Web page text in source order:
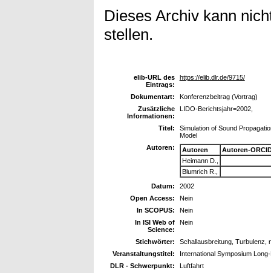
Dieses Archiv kann
stellen.
elib-URL des
Eintrags:
https://elib.dlr.de/9715/
Dokumentart:
Konferenzbeitrag (Vortrag)
Zusätzliche
Informationen:
LIDO-Berichtsjahr=2002,
Titel:
Simulation of Sound
Model
Autoren:
Autoren
Autoren-
Heimann D.,
Blumrich R.,
Datum:
2002
Open Access:
Nein
In SCOPUS:
Nein
In ISI Web of
Science:
Nein
Stichwörter:
Schallausbreitung, Turbulenz,
Veranstaltungstitel:
International Symposium
DLR - Schwerpunkt:
Luftfahrt